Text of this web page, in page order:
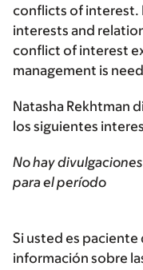
conflicts of interest.
interests and
conflict of interest
management is
Natasha Rekhtman
los siguientes
No hay
para el período
Si usted es paciente
información sobre